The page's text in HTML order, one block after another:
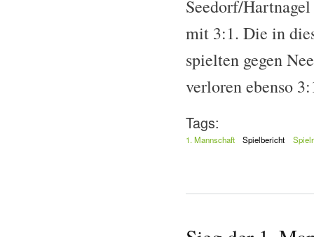
Seedorf/
mit 3:1. Die in
spielten gegen
verloren ebenso
Tags:
1. Mannschaft Spielbericht